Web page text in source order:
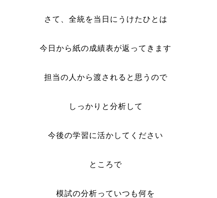
さて、全統を当日にうけたひとは
今日から紙の成績表が返ってきます
担当の人から渡されると思うので
しっかりと分析して
今後の学習に活かしてください
ところで
模試の分析っていつも何を